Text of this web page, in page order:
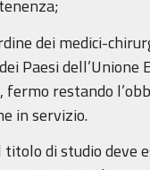
dei medici-
Paesi dell’Unione
restando
in servizio.
titolo di studio deve